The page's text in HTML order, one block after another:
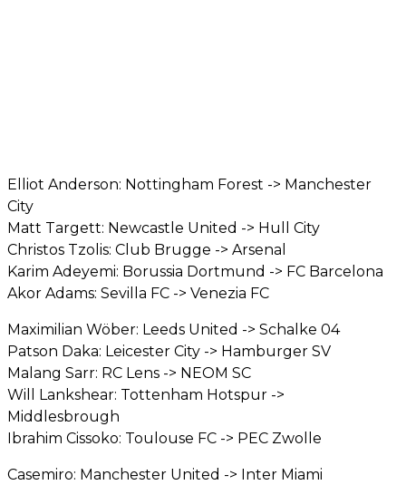
Elliot Anderson: Nottingham Forest -> Manchester
City
Matt Targett: Newcastle United -> Hull City
Christos Tzolis: Club Brugge -> Arsenal
Karim Adeyemi: Borussia Dortmund -> FC Barcelona
Akor Adams: Sevilla FC -> Venezia FC
Maximilian Wöber: Leeds United -> Schalke 04
Patson Daka: Leicester City -> Hamburger SV
Malang Sarr: RC Lens -> NEOM SC
Will Lankshear: Tottenham Hotspur ->
Middlesbrough
Ibrahim Cissoko: Toulouse FC -> PEC Zwolle
Casemiro: Manchester United -> Inter Miami